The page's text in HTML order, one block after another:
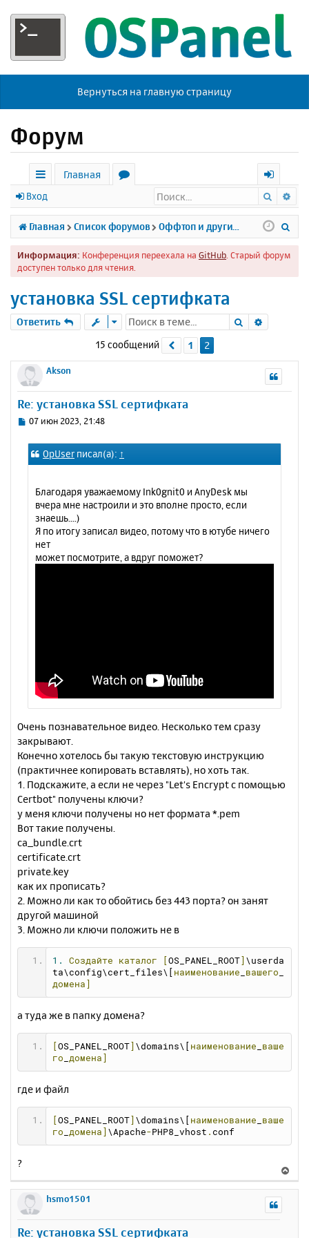
Вернуться на главную страницу
Форум
с
ы
л
к
Главная
р
у
м
х
о
д
Вход Поиск
Главная Список форумов
Информация: Конференция переехала на GitHub . Старый форум
доступен только для чтения.
установка SSL сертифката
Ответить Поиск
15 сообщений Пред.
1 2
Akson
Re: установка SSL сертифката
С
о
б
07 июн 2023, 21:48
OpUser писал(а): ↑
Благодаря уважаемому Ink0gnit0 и AnyDesk мы
вчера мне настроили и это вполне просто, если
знаешь....)
Я по итогу записал видео, потому что в ютубе ничего
нет
может посмотрите, а вдруг поможет?
Очень познавательное видео. Несколько тем сразу
закрывают.
Конечно хотелось бы такую текстовую инструкцию
(практичнее копировать вставлять), но хоть так.
1. Подскажите, а если не через "Let's Encrypt с помощью
Certbot" получены ключи?
у меня ключи получены но нет формата *.pem
Вот такие получены.
ca_bundle.crt
certificate.crt
private.key
как их прописать?
2. Можно ли как то обойтись без 443 порта? он занят
другой машиной
3. Можно ли ключи положить не в
1. Создайте каталог OS_PANEL_ROOT \userda
ta\config\cert_files\[ наименование вашего
домена]
а туда же в папку домена?
OS_PANEL_ROOT \domains\[ наименование
ваше
го домена]
где и файл
OS_PANEL_ROOT \domains\[ наименование
ваше
го домена] \Apache-PHP8_vhost . conf
?
е
hsmo1501
Re: установка SSL сертифката